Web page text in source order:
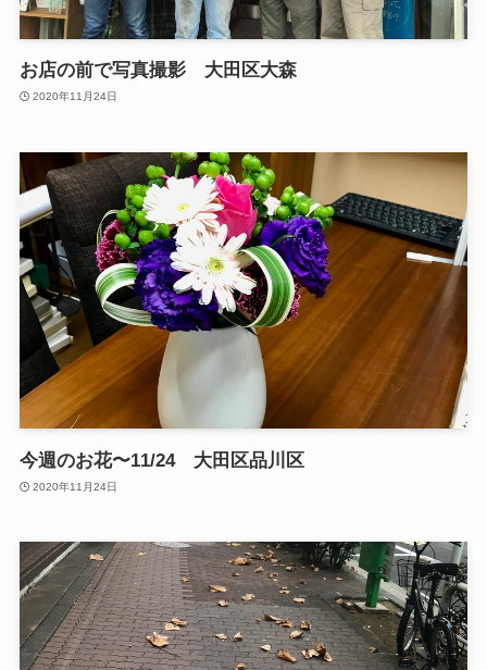
お店の前で写真撮影 大田区大森
2020年11月24日
今週のお花〜11/24 大田区品川区
2020年11月24日